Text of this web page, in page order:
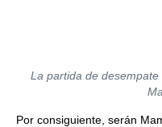
La partida de
Por consiguiente, serán